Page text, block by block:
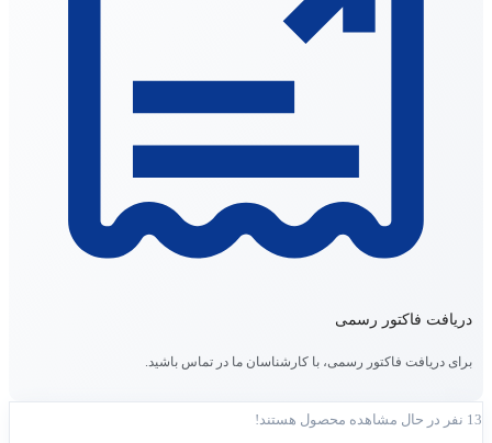
دریافت فاکتور رسمی
برای دریافت فاکتور رسمی، با کارشناسان ما در تماس باشید.
13 نفر در حال مشاهده محصول هستند!